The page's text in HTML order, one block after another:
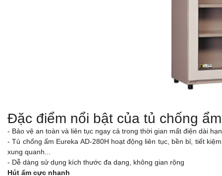
Đặc điểm nổi bật của tủ chống
- Bảo vệ an toàn và liên tục ngay cả trong thời gian mất điện dài
- Tủ chống ẩm Eureka AD-280H hoạt động liên tục, bền bỉ, tiết
xung quanh...
- Dễ dàng sử dụng kích thước đa dạng, không gian rộng
Hút ẩm cực nhanh